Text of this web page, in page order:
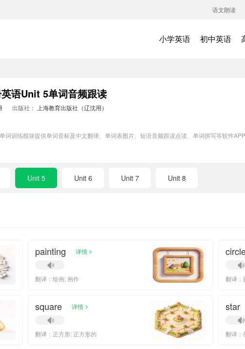
语文朗读
小学英语 初中英语
语Unit 5单词音频跟读
出版社：
上海教育出版社（辽沈用）
词训练模块提供单词音标及中文翻译、单词表图片、短语音频跟读点读、单词拼写等软件
Unit 5 Unit 6 Unit 7 Unit 8
painting 详情 >
翻译：绘画; 画作 翻译：
square 详情 >
翻译：正方形; 正方形的
star
翻译：